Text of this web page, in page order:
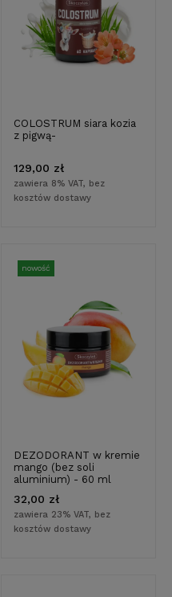
COLOSTRUM siara kozia
z pigwą-
129,00 zł
zawiera 8% VAT, bez
kosztów dostawy
DEZODORANT w kremie
mango (bez soli
aluminium) - 60 ml
32,00 zł
zawiera 23% VAT, bez
kosztów dostawy
nowość